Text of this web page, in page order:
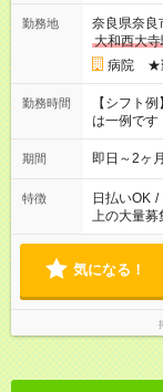
勤務地
奈良県奈良
大和西大
病院 ★
勤務時間
【シフト例
は一例です
期間 即日～2ヶ
特徴 日払いOK /
上の大量募
気になる！